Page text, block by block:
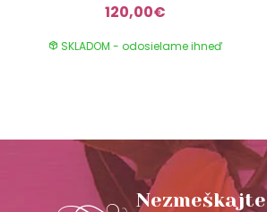
120,00€
SKLADOM - odosielame ihneď
Nezmeškajte